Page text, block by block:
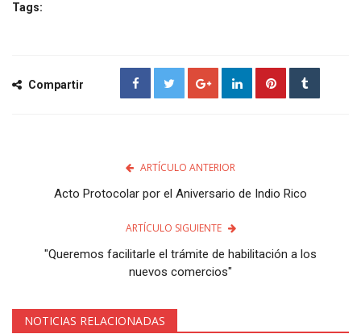
Tags:
Compartir
ARTÍCULO ANTERIOR
Acto Protocolar por el Aniversario de Indio Rico
ARTÍCULO SIGUIENTE
"Queremos facilitarle el trámite de habilitación a los
nuevos comercios"
NOTICIAS RELACIONADAS